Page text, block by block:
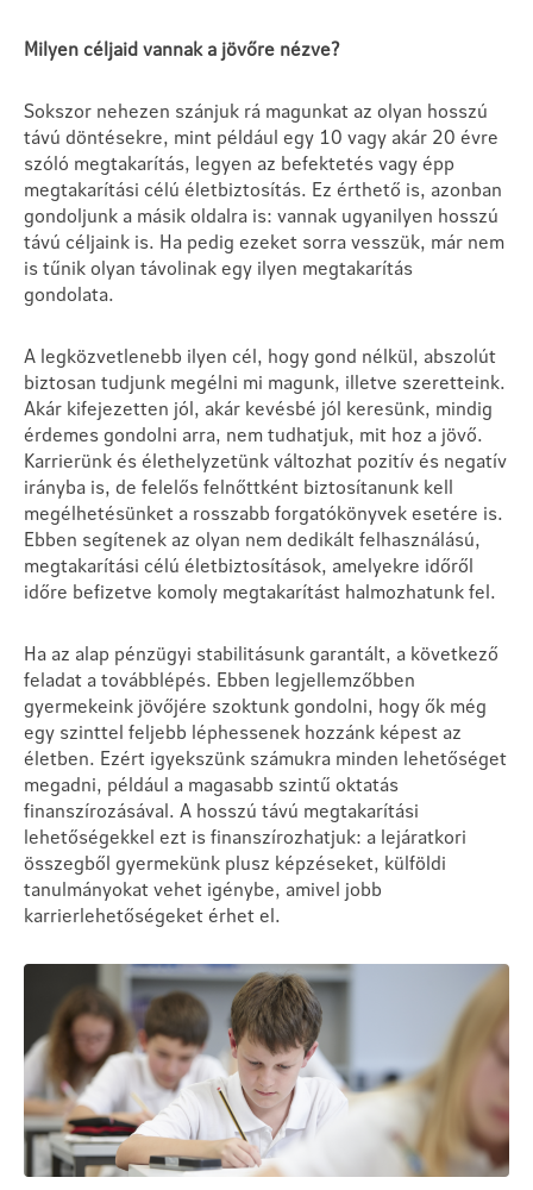
Milyen céljaid vannak a jövőre nézve?
Sokszor nehezen szánjuk rá magunkat az olyan hosszú
távú döntésekre, mint például egy 10 vagy akár 20 évre
szóló megtakarítás, legyen az befektetés vagy épp
megtakarítási célú életbiztosítás. Ez érthető is, azonban
gondoljunk a másik oldalra is: vannak ugyanilyen hosszú
távú céljaink is. Ha pedig ezeket sorra vesszük, már nem
is tűnik olyan távolinak egy ilyen megtakarítás
gondolata.
A legközvetlenebb ilyen cél, hogy gond nélkül, abszolút
biztosan tudjunk megélni mi magunk, illetve szeretteink.
Akár kifejezetten jól, akár kevésbé jól keresünk, mindig
érdemes gondolni arra, nem tudhatjuk, mit hoz a jövő.
Karrierünk és élethelyzetünk változhat pozitív és negatív
irányba is, de felelős felnőttként biztosítanunk kell
megélhetésünket a rosszabb forgatókönyvek esetére is.
Ebben segítenek az olyan nem dedikált felhasználású,
megtakarítási célú életbiztosítások, amelyekre időről
időre befizetve komoly megtakarítást halmozhatunk fel.
Ha az alap pénzügyi stabilitásunk garantált, a következő
feladat a továbblépés. Ebben legjellemzőbben
gyermekeink jövőjére szoktunk gondolni, hogy ők még
egy szinttel feljebb léphessenek hozzánk képest az
életben. Ezért igyekszünk számukra minden lehetőséget
megadni, például a magasabb szintű oktatás
finanszírozásával. A hosszú távú megtakarítási
lehetőségekkel ezt is finanszírozhatjuk: a lejáratkori
összegből gyermekünk plusz képzéseket, külföldi
tanulmányokat vehet igénybe, amivel jobb
karrierlehetőségeket érhet el.